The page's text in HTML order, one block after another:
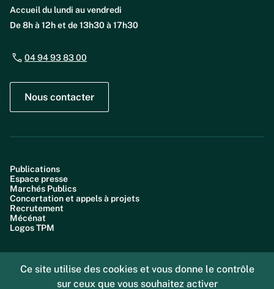
Accueil du lundi au vendredi
De 8h à 12h et de 13h30 à 17h30
04 94 93 83 00
Nous contacter
Publications
Espace presse
Marchés Publics
Concertation et appels à projets
Recrutement
Mécénat
Logos TPM
Ce site utilise des cookies et vous donne le contrôle
sur ceux que vous souhaitez activer